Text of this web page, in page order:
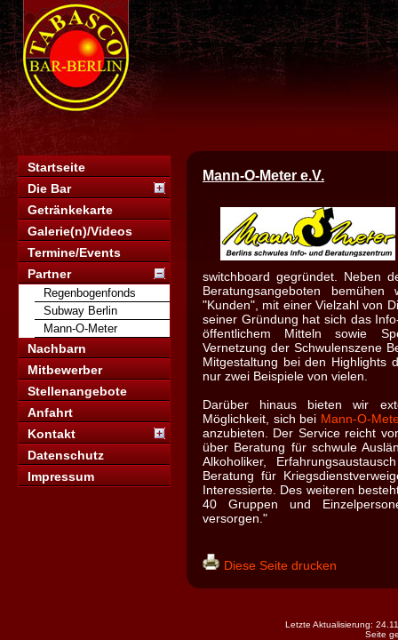
Startseite
Die Bar
Getränkekarte
Galerie(n)/Videos
Termine/Events
Partner
Regenbogenfonds
Subway Berlin
Mann-O-Meter
Nachbarn
Mitbewerber
Stellenangebote
Anfahrt
Kontakt
Datenschutz
Impressum
Mann-O-Meter e.V.
switchboard gegründet. Neben
Beratungsangeboten
"Kunden", mit einer Vielzahl von
seiner Gründung hat sich das
öffentlichem Mitteln sowie
Vernetzung der Schwulenszene
Mitgestaltung bei den Highlights
nur zwei Beispiele von vielen.
Darüber hinaus bieten wir
Möglichkeit, sich bei Mann-O-
anzubieten. Der Service reicht
über Beratung für schwule
Alkoholiker,
Beratung für
Interessierte. Des weiteren
40 Gruppen und
versorgen."
Diese Seite drucken
Letzte Aktualisierung:
Seite